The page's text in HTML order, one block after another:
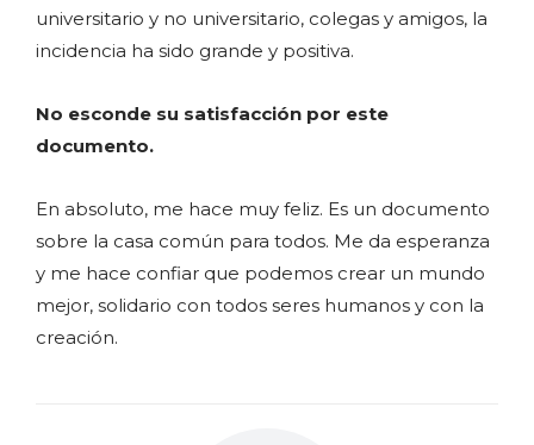
universitario y no universitario, colegas y amigos, la
incidencia ha sido grande y positiva.
No esconde su satisfacción por este
documento.
En absoluto, me hace muy feliz. Es un documento
sobre la casa común para todos. Me da esperanza
y me hace confiar que podemos crear un mundo
mejor, solidario con todos seres humanos y con la
creación.